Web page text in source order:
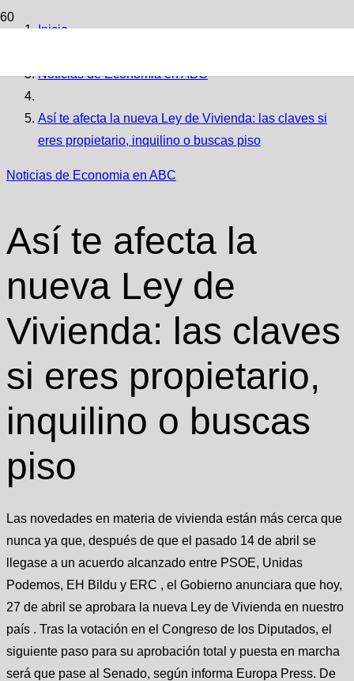
Inicio
Noticias de Economia en ABC
Así te afecta la nueva Ley de Vivienda: las claves si
eres propietario, inquilino o buscas piso
Noticias de Economia en ABC
Así te afecta la
nueva Ley de
Vivienda: las claves
si eres propietario,
inquilino o buscas
piso
Las novedades en materia de vivienda están más cerca que
nunca ya que, después de que el pasado 14 de abril se
llegase a un acuerdo alcanzado entre PSOE, Unidas
Podemos, EH Bildu y ERC , el Gobierno anunciara que hoy,
27 de abril se aprobara la nueva Ley de Vivienda en nuestro
país . Tras la votación en el Congreso de los Diputados, el
siguiente paso para su aprobación total y puesta en marcha
será que pase al Senado, según informa Europa Press. De